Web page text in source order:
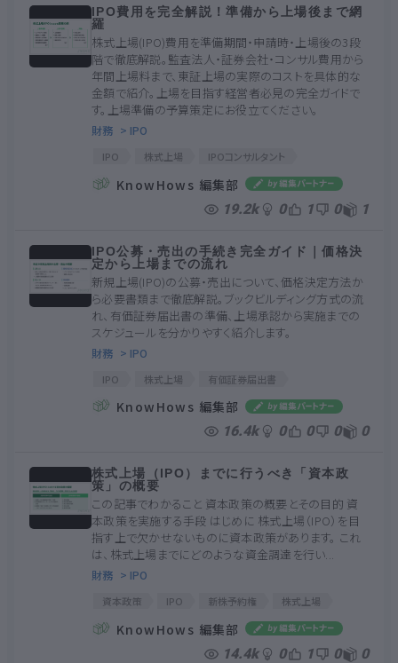
IPO費用を完全解説！準備から上場後まで網
羅
株式上場(IPO)費用を準備期間・申請時・上場後の3段
階で徹底解説。監査法人・証券会社・コンサル費用から
年間上場料まで、東証上場の実際のコストを具体的な
金額で紹介。上場を目指す経営者必見の完全ガイドで
す。上場準備の予算策定にお役立てください。
財務 > IPO
IPO 株式上場
IPOコンサルタント
上場審査料
新規上場料 監査法人 証券会社
KnowHows 編集部
19.2k 0 1 0 1
IPO公募・売出の手続き完全ガイド｜価格決
定から上場までの流れ
新規上場(IPO)の公募・売出について、価格決定方法か
ら必要書類まで徹底解説。ブックビルディング方式の流
れ、有価証券届出書の準備、上場承認から実施までの
スケジュールを分かりやすく紹介します。
財務 > IPO
IPO 株式上場
有価証券届出書
ブックビルディング方式
スケジュール
創業者利潤
KnowHows 編集部
16.4k 0 0 0 0
株式上場（IPO）までに行うべき「資本政
策」の概要
この記事でわかること 資本政策の概要とその目的 資
本政策を実施する手段 はじめに 株式上場（IPO）を目
指す上で欠かせないものに資本政策があります。 これ
は、株式上場までにどのような資金調達を行い...
財務 > IPO
資本政策 IPO 新株予約権
株式上場
エクイティ・ファイナンス
ストック・オプション
ベンチャー・キャピタル
ベンチャー企業
KnowHows 編集部
14.4k 0 1 0 0